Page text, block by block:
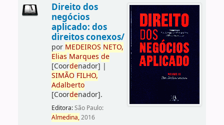
Direito dos
negócios
aplicado: dos
direitos conexos/
por MEDEIROS NETO,
Elias Marques de
[Coordenador] |
SIMÃO FILHO,
Adalberto
[Coordenador].
Editora:São Paulo:
Almedina,2016